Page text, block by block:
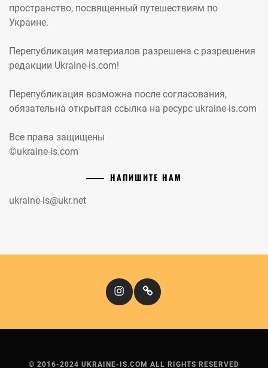
пространство, посвященный путешествиям по
Украине.
Перепубликация материалов разрешена с разрешения
редакции Ukraine-is.com!
Перепубликация возможна после согласования,
обязательна открытая ссылка на ресурс ukraine-is.com
Все права защищены
©ukraine-is.com
НАПИШИТЕ НАМ
ukraine-is@ukr.net
InstagramКіномандри
© 2016-2024 UKRAINE-IS.COM ALL RIGHTS RESERVED